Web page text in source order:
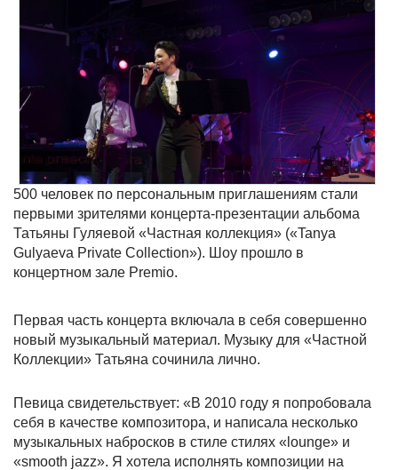
500 человек по персональным приглашениям стали
первыми зрителями концерта-презентации альбома
Татьяны Гуляевой «Частная коллекция» («Tanya
Gulyaeva Private Collection»). Шоу прошло в
концертном зале Premio.
Первая часть концерта включала в себя совершенно
новый музыкальный материал. Музыку для «Частной
Коллекции» Татьяна сочинила лично.
Певица свидетельствует: «В 2010 году я попробовала
себя в качестве композитора, и написала несколько
музыкальных набросков в стиле стилях «lounge» и
«smooth jazz». Я хотела исполнять композиции на